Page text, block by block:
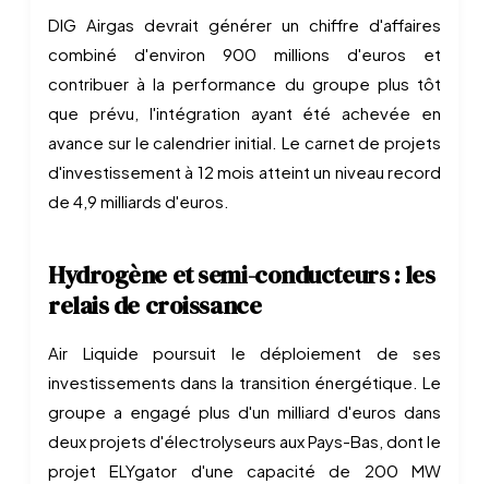
DIG Airgas devrait générer un chiffre d'affaires
combiné d'environ 900 millions d'euros et
contribuer à la performance du groupe plus tôt
que prévu, l'intégration ayant été achevée en
avance sur le calendrier initial. Le carnet de projets
d'investissement à 12 mois atteint un niveau record
de 4,9 milliards d'euros.
Hydrogène et semi-conducteurs : les
relais de croissance
Air Liquide poursuit le déploiement de ses
investissements dans la transition énergétique. Le
groupe a engagé plus d'un milliard d'euros dans
deux projets d'électrolyseurs aux Pays-Bas, dont le
projet ELYgator d'une capacité de 200 MW